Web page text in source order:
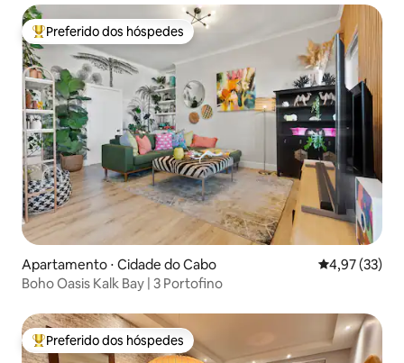
Entre os melhores preferidos dos hóspedes
Preferido dos hóspedes
Apartamento ⋅ Cidade do Cabo 4,97 de uma
4,97 (33)
Boho Oasis Kalk Bay | 3 Portofino
Entre os melhores preferidos dos hóspedes
Preferido dos hóspedes